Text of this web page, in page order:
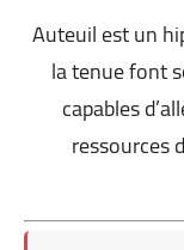
Auteuil est un
la tenue font
capables
ressources